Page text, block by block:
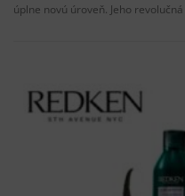
úplne novú úroveň. Jeho